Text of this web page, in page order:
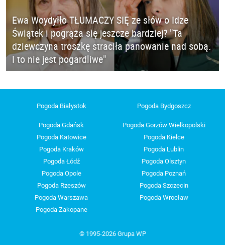
Ewa Woydyłło TŁUMACZY SIĘ ze słów o Idze
Świątek i pogrąża się jeszcze bardziej? "Ta
dziewczyna troszkę straciła panowanie nad sobą.
I to nie jest pogardliwe"
Pogoda Białystok Pogoda Bydgoszcz
Pogoda Gdańsk
Pogoda Gorzów Wielkopolski
Pogoda Katowice
Pogoda Kielce
Pogoda Kraków
Pogoda Lublin
Pogoda Łódź
Pogoda Olsztyn
Pogoda Opole
Pogoda Poznań
Pogoda Rzeszów
Pogoda Szczecin
Pogoda Warszawa
Pogoda Wrocław
Pogoda Zakopane
© 1995-2026 Grupa WP